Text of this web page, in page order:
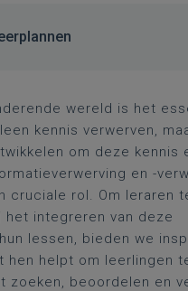
wereld is het
kennis verwerven,
om deze kennis
en -
cruciale rol. Om leraren
het integreren van deze
lessen, bieden we
hen helpt om leerlingen
zoeken, beoordelen en